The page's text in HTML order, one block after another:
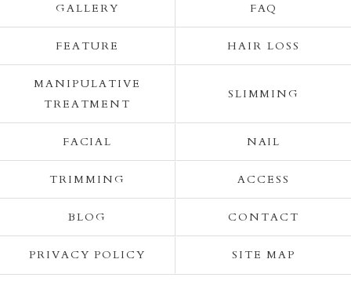
GALLERY FAQ
FEATURE HAIR LOSS
MANIPULATIVE
TREATMENT
SLIMMING
FACIAL NAIL
TRIMMING ACCESS
BLOG CONTACT
PRIVACY POLICY SITE MAP